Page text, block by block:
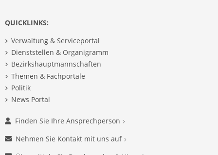
QUICKLINKS:
Verwaltung & Serviceportal
Dienststellen & Organigramm
Bezirkshauptmannschaften
Themen & Fachportale
Politik
News Portal
Finden Sie Ihre Ansprechperson
Nehmen Sie Kontakt mit uns auf